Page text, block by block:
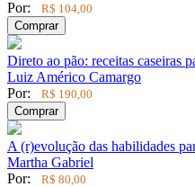
Por:
R$ 104,00
Comprar
Direto ao pão: receitas caseiras
Luiz Américo Camargo
Por:
R$ 190,00
Comprar
A (r)evolução das habilidades
Martha Gabriel
Por:
R$ 80,00